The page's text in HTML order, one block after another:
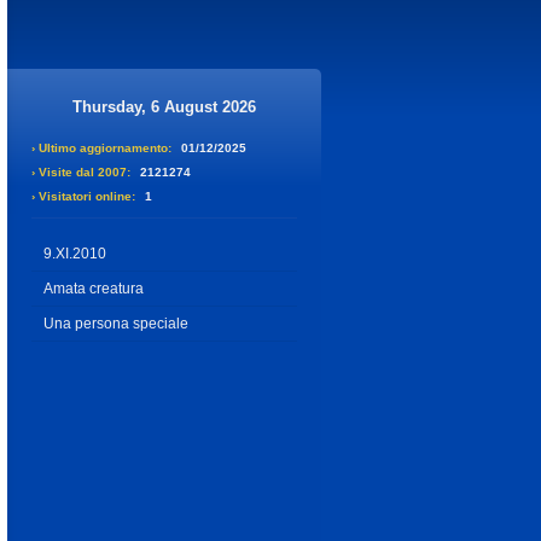
Thursday, 6 August 2026
› Ultimo aggiornamento:
01/12/2025
› Visite dal 2007:
2121274
› Visitatori online:
1
9.XI.2010
Amata creatura
Una persona speciale